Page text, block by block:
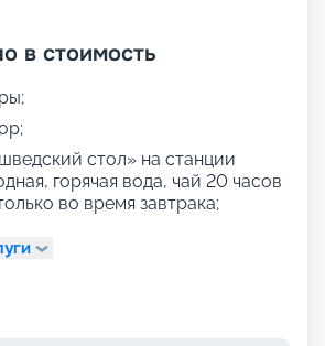
в стоимость
стол» на станции
горячая вода, чай 20 часов
во время завтрака;